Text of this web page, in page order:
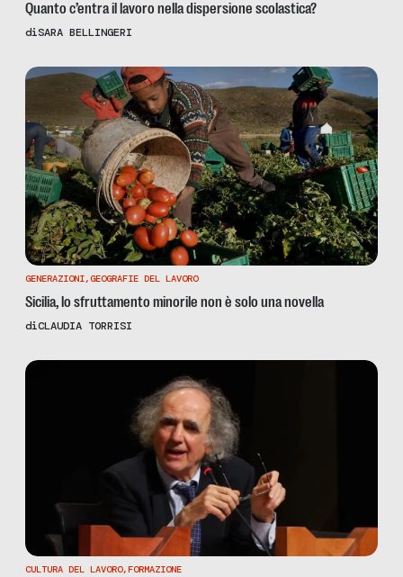
Quanto c’entra il lavoro nella dispersione scolastica?
diSARA BELLINGERI
GENERAZIONI,GEOGRAFIE DEL LAVORO
Sicilia, lo sfruttamento minorile non è solo una novella
diCLAUDIA TORRISI
CULTURA DEL LAVORO,FORMAZIONE